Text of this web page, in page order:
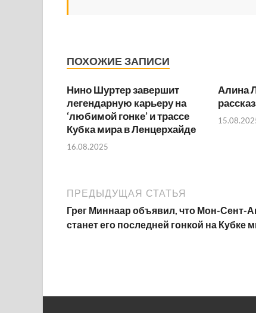
ПОХОЖИЕ ЗАПИСИ
Нино Шуртер завершит
легендарную карьеру на
‘любимой гонке’ и трассе
Кубка мира в Ленцерхайде
16.08.2025
Алина
ПРЕДЫДУЩАЯ СТАТЬЯ
Грег Миннаар объявил, что Мон-Сент-
станет его последней гонкой на Кубке